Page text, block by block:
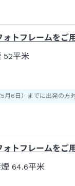
トフレームをご
52平米
6日）までに出発の方
トフレームをご
64.6平米